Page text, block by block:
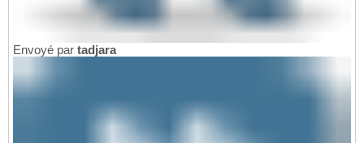
Envoyé par tadjara